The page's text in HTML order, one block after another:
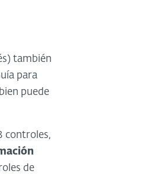
también
para
puede
controles,
de